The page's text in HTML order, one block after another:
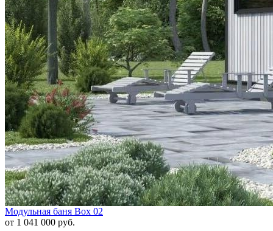
Модульная баня Box 02
от 1 041 000 руб.